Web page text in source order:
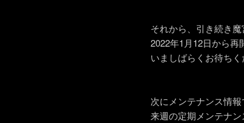
それから、引き続き魔
2022年1月12日から再
いましばらくお待ちく
次にメンテナンス情報
来週の定期メンテナン